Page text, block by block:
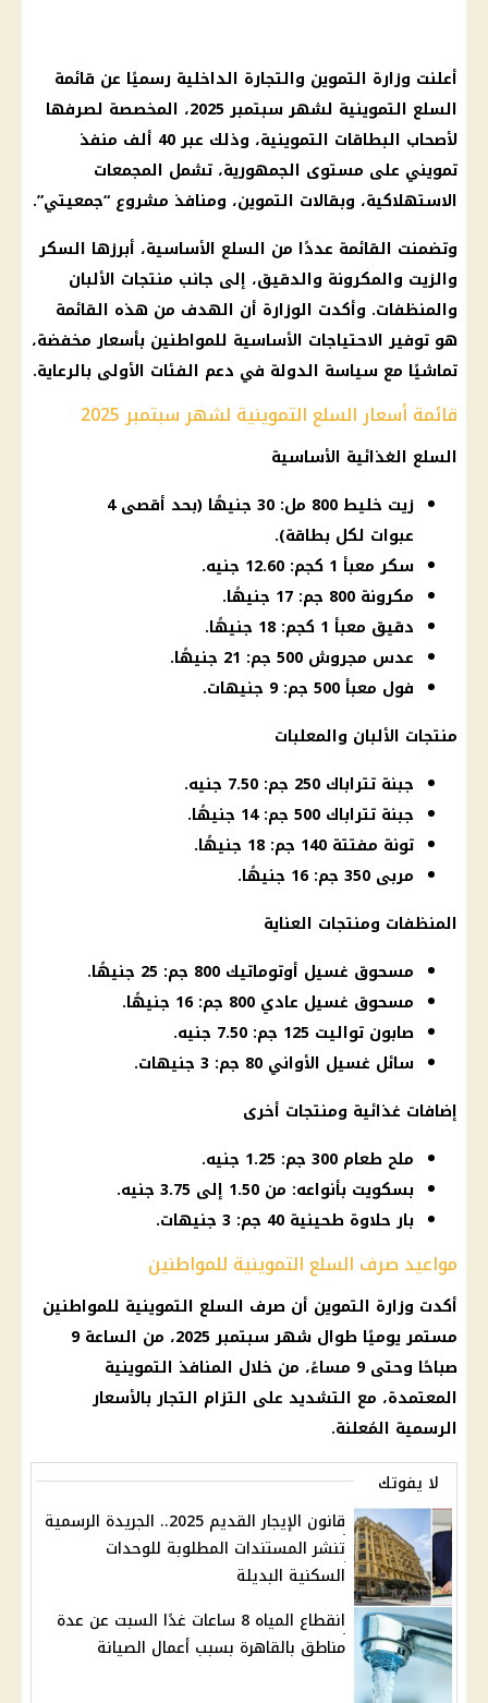
أعلنت وزارة التموين والتجارة الداخلية رسميًا عن قائمة
السلع التموينية لشهر سبتمبر 2025، المخصصة لصرفها
لأصحاب البطاقات التموينية، وذلك عبر 40 ألف منفذ
تمويني على مستوى الجمهورية، تشمل المجمعات
الاستهلاكية، وبقالات التموين، ومنافذ مشروع “جمعيتي”.
وتضمنت القائمة عددًا من السلع الأساسية، أبرزها السكر
والزيت والمكرونة والدقيق، إلى جانب منتجات الألبان
والمنظفات. وأكدت الوزارة أن الهدف من هذه القائمة
هو توفير الاحتياجات الأساسية للمواطنين بأسعار مخفضة،
تماشيًا مع سياسة الدولة في دعم الفئات الأولى بالرعاية.
قائمة أسعار السلع التموينية لشهر سبتمبر 2025
السلع الغذائية الأساسية
زيت خليط 800 مل: 30 جنيهًا (بحد أقصى 4
عبوات لكل بطاقة).
سكر معبأ 1 كجم: 12.60 جنيه.
مكرونة 800 جم: 17 جنيهًا.
دقيق معبأ 1 كجم: 18 جنيهًا.
عدس مجروش 500 جم: 21 جنيهًا.
فول معبأ 500 جم: 9 جنيهات.
منتجات الألبان والمعلبات
جبنة تتراباك 250 جم: 7.50 جنيه.
جبنة تتراباك 500 جم: 14 جنيهًا.
تونة مفتتة 140 جم: 18 جنيهًا.
مربى 350 جم: 16 جنيهًا.
المنظفات ومنتجات العناية
مسحوق غسيل أوتوماتيك 800 جم: 25 جنيهًا.
مسحوق غسيل عادي 800 جم: 16 جنيهًا.
صابون تواليت 125 جم: 7.50 جنيه.
سائل غسيل الأواني 80 جم: 3 جنيهات.
إضافات غذائية ومنتجات أخرى
ملح طعام 300 جم: 1.25 جنيه.
بسكويت بأنواعه: من 1.50 إلى 3.75 جنيه.
بار حلاوة طحينية 40 جم: 3 جنيهات.
مواعيد صرف السلع التموينية للمواطنين
أكدت وزارة التموين أن صرف السلع التموينية للمواطنين
مستمر يوميًا طوال شهر سبتمبر 2025، من الساعة 9
صباحًا وحتى 9 مساءً، من خلال المنافذ التموينية
المعتمدة، مع التشديد على التزام التجار بالأسعار
الرسمية المُعلنة.
لا يفوتك
قانون الإيجار القديم 2025.. الجريدة الرسمية
تنشر المستندات المطلوبة للوحدات
السكنية البديلة
انقطاع المياه 8 ساعات غدًا السبت عن عدة
مناطق بالقاهرة بسبب أعمال الصيانة